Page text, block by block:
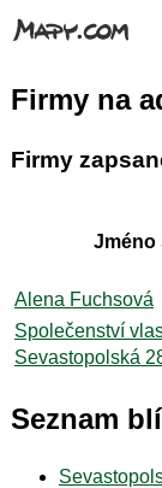
Firmy na
Firmy
Jméno
Alena Fuchsová
Společenství
Sevastopolská
Seznam